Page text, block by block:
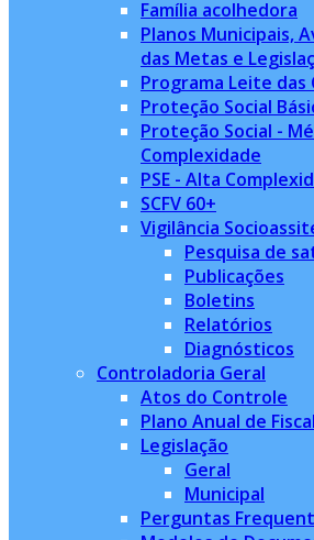
Família acolhedora
Planos Municipais,
das Metas e
Programa Leite das
Proteção Social
Proteção Social -
Complexidade
PSE - Alta
SCFV 60+
Vigilância
Pesquisa de
Publicações
Boletins
Relatórios
Diagnósticos
Controladoria Geral
Atos do Controle
Plano Anual de
Legislação
Geral
Municipal
Perguntas